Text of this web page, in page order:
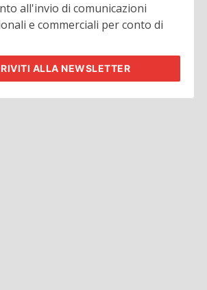
all'invio di comunicazioni
e commerciali per conto di
ALLA NEWSLETTER